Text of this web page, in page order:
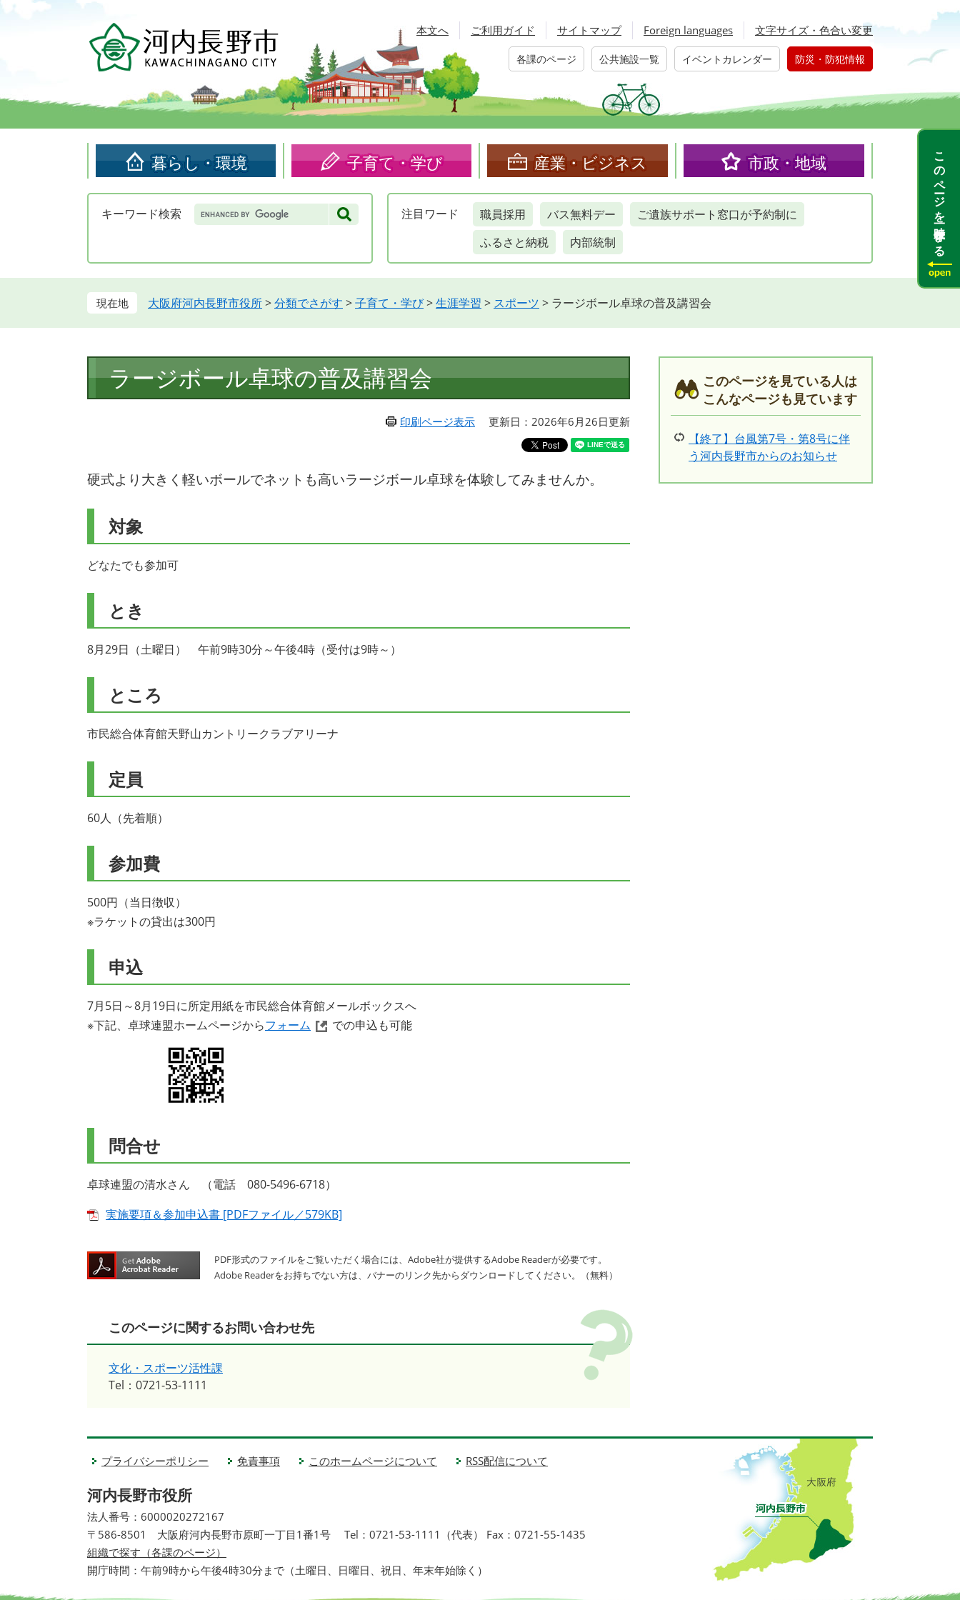
頭
す。
飛
し
本文へ ご利用ガイド サイトマップ Foreign languages 文字サイズ・色合い変更
各課のページ 公共施設一覧 イベントカレンダー 防災・防犯情報
暮らし・環境 子育て・学び 産業・ビジネス 市政・地域
キーワード検索 Google
カ
検
注目 ワード 職員採用 バス無料デー
ご遺族サポート窓口が予約制に
ふるさと納税
内部統制
大阪府河内長野市役所>分類でさがす >子育て・学び>生涯学習 > スポーツ > ラージボール卓球の普及講習会
文
ラージボール卓球の普及講習会
印刷ページ表示 更新日：2026年6月26日更新
硬式より大きく軽いボールでネットも高いラージボール卓球を体験してみませんか。
対象
どなたでも参加可
とき
8月29日（土曜日） 午前9時30分～午後4時（受付は9時～）
ところ
市民総合体育館天野山カントリークラブアリーナ
定員
60人（先着順）
参加費
500円（当日徴収）
※ラケットの貸出は300円
申込
7月5日～8月19日に所定用紙を市民総合体育館メールボックスへ
※下記、卓球連盟ホームページからフォーム での申込も可能
問合せ
卓球連盟の清水さん （電話 080-5496-6718）
実施要項＆参加申込書 [PDFファイル／579KB]
PDF形式のファイルをご覧いただく場合には、Adobe社が提供するAdobe Readerが必要です。
Adobe Readerをお持ちでない方は、バナーのリンク先からダウンロードしてください。（無料）
このページに関するお問い合わせ先
文化・スポーツ活性課
Tel：0721-53-1111
このページを見ている人は
こんなページも見ています
【終了】台風第7号・第8号に伴
う河内長野市からのお知らせ
プライバシーポリシー 免責事項 このホームページについて RSS配信について
河内長野市役所
法人番号：6000020272167
〒586-8501 大阪府河内長野市原町一丁目1番1号
Tel：0721-53-1111（代表） Fax：0721-55-1435
組織で探す（各課のページ）
開庁時間：午前9時から午後4時30分まで（土曜日、日曜日、祝日、年末年始除く）
このページを一時保存する